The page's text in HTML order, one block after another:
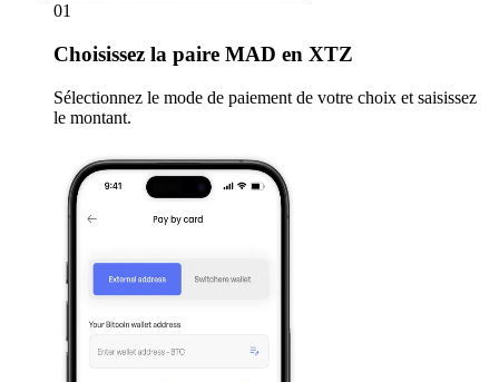
01
Choisissez la paire MAD en XTZ
Sélectionnez le mode de paiement de votre choix et saisissez
le montant.